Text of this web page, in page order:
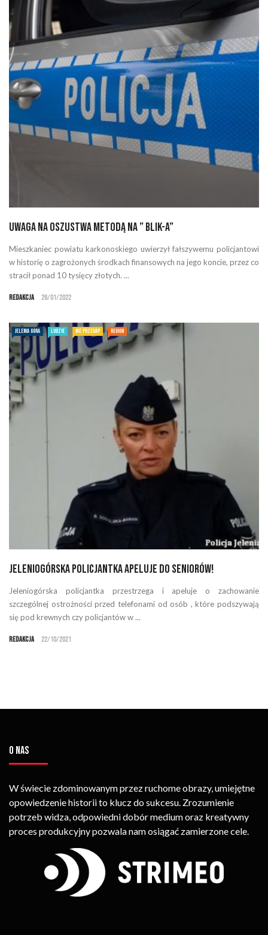
Uwaga na oszustwa metodą na ” BLIK-A”
Mieszkaniec powiatu karkonoskiego uwierzył fałszywemu policjantowi
w historię o zagrożonych środkach finansowych na jego koncie, przez co
stracił ponad 10 tysięcy złotych. ...
Redakcja 26/01/2022
JELENIA GÓRA LUDZIE NIE PRZEGAP REGION
Jeleniogórska policjantka apeluje do seniorów!
Jeleniogórska policjantka przestrzega i apeluje o zachowanie
szczególnej ostrożności przed telefonami od osób , które podszywają
się pod krewnych czy policjantów w ...
Redakcja 22/10/2021
O NAS
W świecie zdominowanym przez ruchome obrazy, umiejętne
opowiedzenie historii to klucz do sukcesu. Zrozumienie
potrzeb widza, odpowiedni dobór medium oraz kreatywny
proces produkcyjny pozwala nam osiągać zamierzone cele.